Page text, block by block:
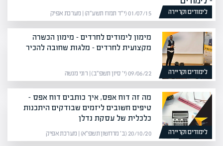
לימודים וקריירה 01/07/15 (י״ד תמוז תשע״ה) | מערכת אפיק
לימודים וקריירה
מימון לימודים לחרדים – מימון הכשרה
מקצועית לחרדים – מלגות שחובה להכיר
09/06/22 (י׳ סיון תשפ״ב) | רוני מנשה
לימודים וקריירה
מה זה דוח אפס, איך כותבים דוח אפס –
טיפים חשובים ליזמים שבודקים היתכנות
כלכלית של עסקת נדלן
20/10/20 (ב׳ מרחשון תשפ״א) | מערכת אפיק